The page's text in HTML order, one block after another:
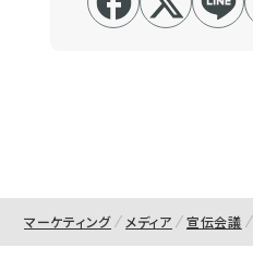
マーケティング メディア 宣伝会議